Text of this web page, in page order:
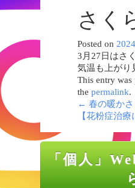
さく
Posted on
3月27日はさ
気温も上がり
This entry
the permalink.
← 春の暖かさ
【花粉症治
「個人」